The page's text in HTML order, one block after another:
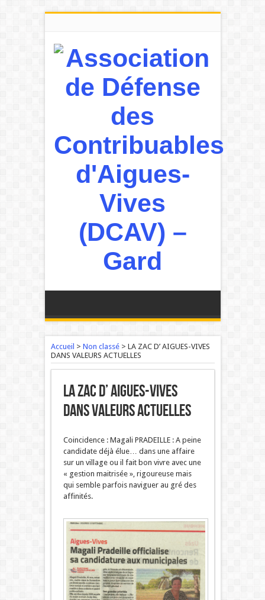
Accueil > Non classé> LA ZAC D’ AIGUES-VIVES
DANS VALEURS ACTUELLES
LA ZAC D’ AIGUES-VIVES
DANS VALEURS ACTUELLES
Coincidence : Magali PRADEILLE : A peine
candidate déjà élue… dans une affaire
sur un village ou il fait bon vivre avec une
« gestion maitrisée », rigoureuse mais
qui semble parfois naviguer au gré des
affinités.